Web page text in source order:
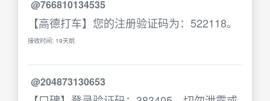
@766810134535
【高德打车】您的注册验证码为：522118。
接收时间: 19天前
@204873130653